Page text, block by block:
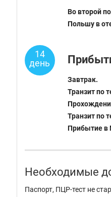
Во второй
Польшу в
14
день
Завтрак.
Транзит по
Транзит по
Прибытие в
Необходимые
Паспорт, ПЦР-тест не